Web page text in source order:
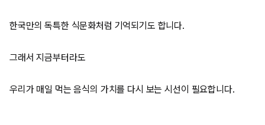
한국만의 독특한 식문화처럼 기억되기도 합니다.
그래서 지금부터라도
우리가 매일 먹는 음식의 가치를 다시 보는 시선이 필요합니다.